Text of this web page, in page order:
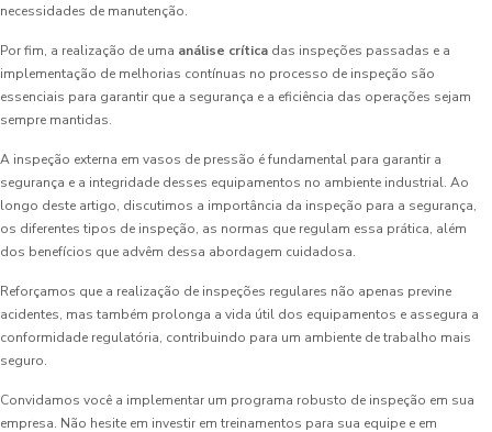
necessidades de manutenção.
Por fim, a realização de uma análise crítica das inspeções passadas e a
implementação de melhorias contínuas no processo de inspeção são
essenciais para garantir que a segurança e a eficiência das operações sejam
sempre mantidas.
A inspeção externa em vasos de pressão é fundamental para garantir a
segurança e a integridade desses equipamentos no ambiente industrial. Ao
longo deste artigo, discutimos a importância da inspeção para a segurança,
os diferentes tipos de inspeção, as normas que regulam essa prática, além
dos benefícios que advêm dessa abordagem cuidadosa.
Reforçamos que a realização de inspeções regulares não apenas previne
acidentes, mas também prolonga a vida útil dos equipamentos e assegura a
conformidade regulatória, contribuindo para um ambiente de trabalho mais
seguro.
Convidamos você a implementar um programa robusto de inspeção em sua
empresa. Não hesite em investir em treinamentos para sua equipe e em